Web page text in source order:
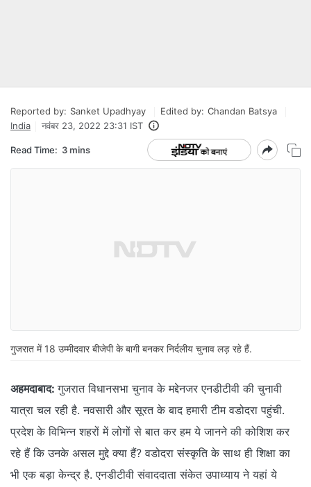
Reported by: Sanket Upadhyay Edited by: Chandan Batsya
India
नवंबर 23, 2022 23:31 IST
Read Time: 3 mins
गुजरात में 18 उम्मीदवार बीजेपी के बागी बनकर निर्दलीय चुनाव लड़ रहे हैं.
अहमदाबाद: गुजरात विधानसभा चुनाव के मद्देनजर एनडीटीवी की चुनावी
यात्रा चल रही है. नवसारी और सूरत के बाद हमारी टीम वडोदरा पहुंची.
प्रदेश के विभिन्न शहरों में लोगों से बात कर हम ये जानने की कोशिश कर
रहे हैं कि उनके असल मुद्दे क्या हैं? वडोदरा संस्कृति के साथ ही शिक्षा का
भी एक बड़ा केन्द्र है. एनडीटीवी संवाददाता संकेत उपाध्याय ने यहां ये